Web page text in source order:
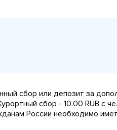
сбор или депозит за
сбор - 10.00 RUB с
России необходимо